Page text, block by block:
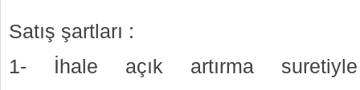
Satış şartları :
1- İhale açık artırma suretiyle